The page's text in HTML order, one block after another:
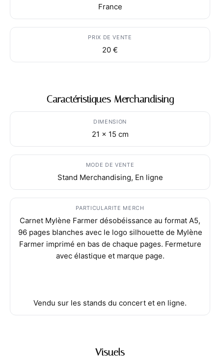
France
PRIX DE VENTE
20 €
Caractéristiques Merchandising
DIMENSION
21 x 15 cm
MODE DE VENTE
Stand Merchandising, En ligne
PARTICULARITE MERCH
Carnet Mylène Farmer désobéissance au format A5,
96 pages blanches avec le logo silhouette de Mylène
Farmer imprimé en bas de chaque pages. Fermeture
avec élastique et marque page.
Vendu sur les stands du concert et en ligne.
Visuels